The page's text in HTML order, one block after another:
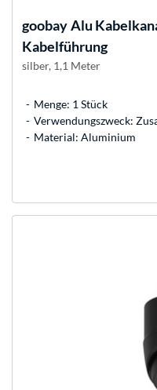
goobayAlu
Kabelführung
silber, 1,1 Meter
Menge: 1 Stück
Verwendungszweck:
Material: Aluminium